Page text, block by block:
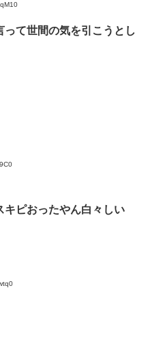
って世間の気を引こうとし
キピおったやん白々しい